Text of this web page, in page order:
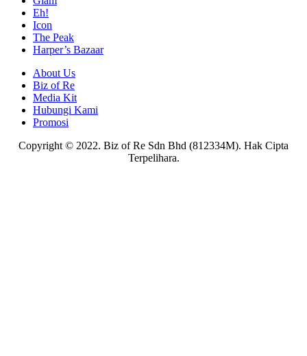
Eh!
Icon
The Peak
Harper’s Bazaar
About Us
Biz of Re
Media Kit
Hubungi Kami
Promosi
Copyright © 2022. Biz of Re Sdn Bhd (812334M). Hak Cipta
Terpelihara.